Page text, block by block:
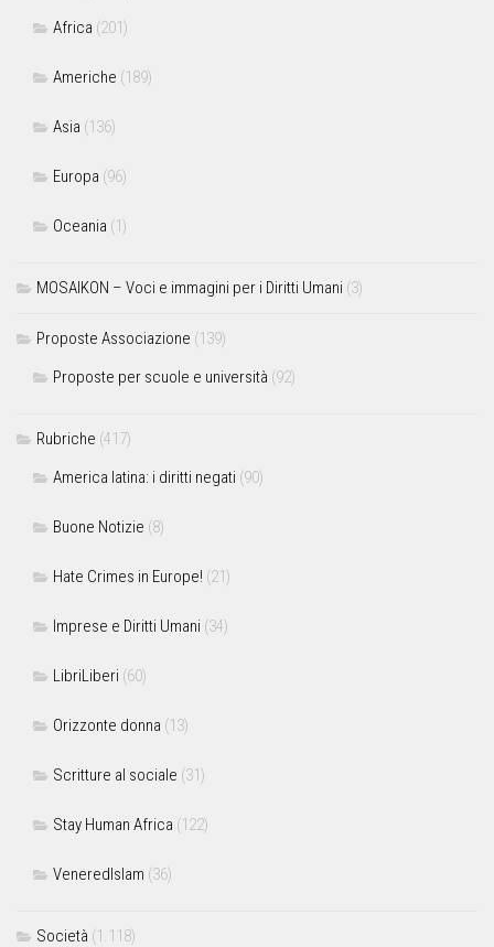
Africa (201)
Americhe (189)
Asia (136)
Europa (96)
Oceania (1)
MOSAIKON – Voci e immagini per i Diritti Umani (3)
Proposte Associazione (139)
Proposte per scuole e università (92)
Rubriche (417)
America latina: i diritti negati (90)
Buone Notizie (8)
Hate Crimes in Europe! (21)
Imprese e Diritti Umani (34)
LibriLiberi (60)
Orizzonte donna (13)
Scritture al sociale (31)
Stay Human Africa (122)
VeneredIslam (36)
Società (1.118)